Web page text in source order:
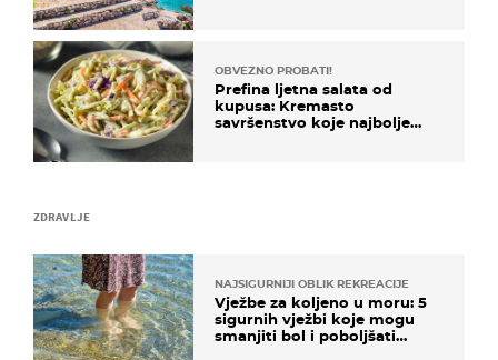
ZDRAVLJE
NAJSIGURNIJI OBLIK REKREACIJE
Vježbe za koljeno u moru: 5
sigurnih vježbi koje mogu
smanjiti bol i poboljšati
OBVEZNO PROBATI!
Prefina ljetna salata od
kupusa: Kremasto
savršenstvo koje najbolje